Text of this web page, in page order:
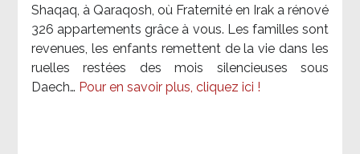
Shaqaq, à Qaraqosh, où Fraternité en Irak a rénové
326 appartements grâce à vous. Les familles sont
revenues, les enfants remettent de la vie dans les
ruelles restées des mois silencieuses sous
Daech… Pour en savoir plus, cliquez ici !